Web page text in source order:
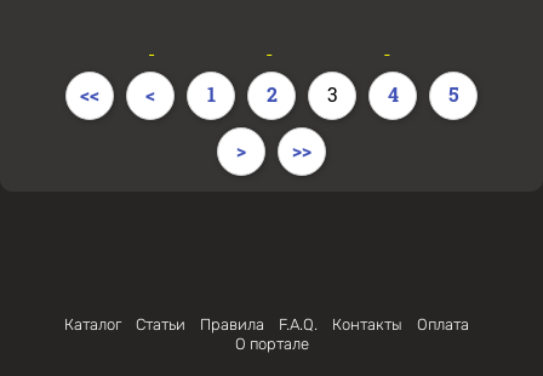
<< < 1 2 3 4 5
> >>
Каталог Статьи Правила F.A.Q. Контакты
Оплата
О портале